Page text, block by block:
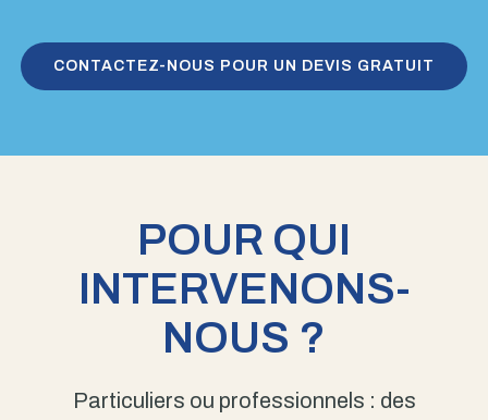
CONTACTEZ-NOUS POUR UN DEVIS GRATUIT
POUR QUI
INTERVENONS-
NOUS ?
Particuliers ou professionnels : des